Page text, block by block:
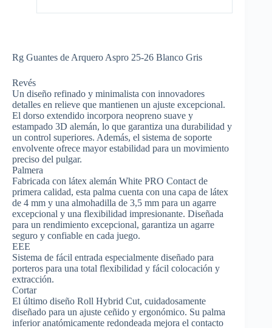
Rg Guantes de Arquero Aspro 25-26 Blanco Gris
Revés
Un diseño refinado y minimalista con innovadores
detalles en relieve que mantienen un ajuste excepcional.
El dorso extendido incorpora neopreno suave y
estampado 3D alemán, lo que garantiza una durabilidad y
un control superiores. Además, el sistema de soporte
envolvente ofrece mayor estabilidad para un movimiento
preciso del pulgar.
Palmera
Fabricada con látex alemán White PRO Contact de
primera calidad, esta palma cuenta con una capa de látex
de 4 mm y una almohadilla de 3,5 mm para un agarre
excepcional y una flexibilidad impresionante. Diseñada
para un rendimiento excepcional, garantiza un agarre
seguro y confiable en cada juego.
EEE
Sistema de fácil entrada especialmente diseñado para
porteros para una total flexibilidad y fácil colocación y
extracción.
Cortar
El último diseño Roll Hybrid Cut, cuidadosamente
diseñado para un ajuste ceñido y ergonómico. Su palma
inferior anatómicamente redondeada mejora el contacto